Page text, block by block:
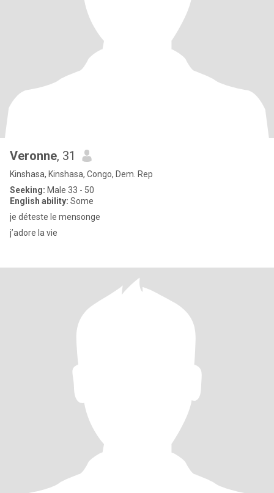
Veronne, 31
Kinshasa, Kinshasa, Congo, Dem. Rep
Seeking: Male 33 - 50
English ability: Some
je déteste le mensonge
j’adore la vie